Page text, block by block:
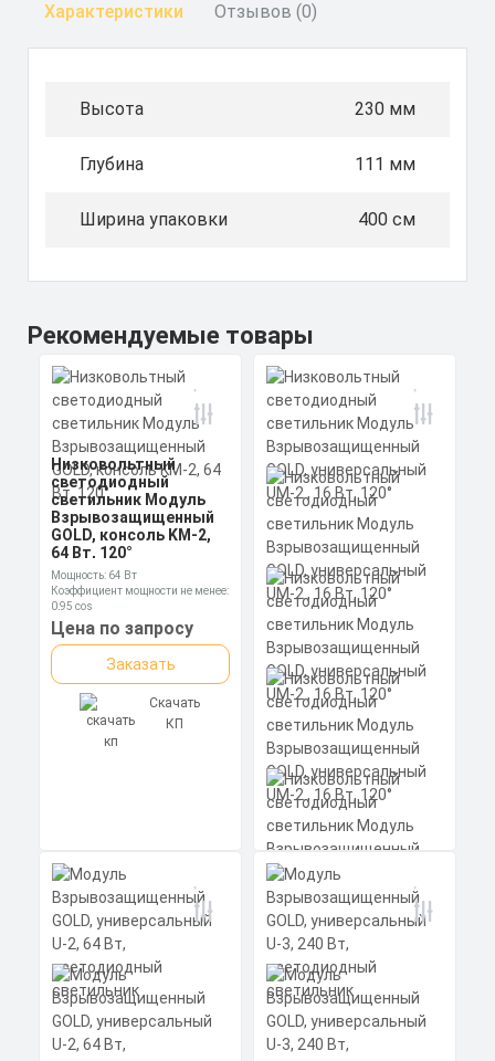
Характеристики Отзывов (0)
Высота 230 мм
Глубина 111 мм
Ширина упаковки 400 см
Рекомендуемые товары
Низковольтный
светодиодный
светильник Модуль
Взрывозащищенный
GOLD, консоль KM-2,
64 Вт, 120°
Мощность: 64 Вт
Коэффициент мощности не менее:
0,95 cos
Материал корпуса:
Экструдированный
алюминиевый профиль
(анодированный), рассеиватель
поликарбонат.
Цена по запросу
Заказать
Скачать
КП